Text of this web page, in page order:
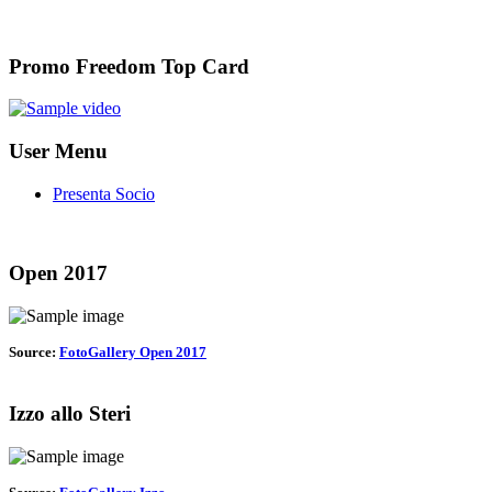
Promo Freedom Top Card
User Menu
Presenta Socio
Open 2017
Source: FotoGallery Open 2017
Izzo allo Steri